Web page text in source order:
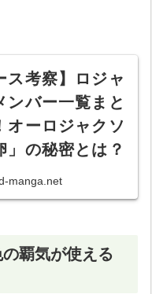
ス考察】ロジャ
ンバー一覧まと
オーロジャクソ
」の秘密とは？
あり】
manga.net
の覇気が使える